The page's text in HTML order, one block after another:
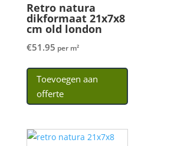
Retro natura
dikformaat 21x7x8
cm old london
€51.95 per m²
Toevoegen aan
offerte